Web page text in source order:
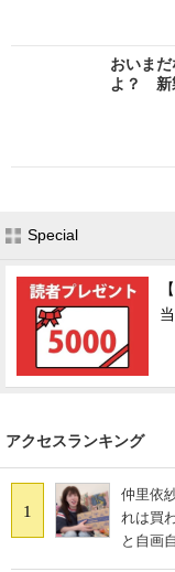
おいま
よ？ 新
Special
アクセスランキング
1
仲里依
れは買
と自画